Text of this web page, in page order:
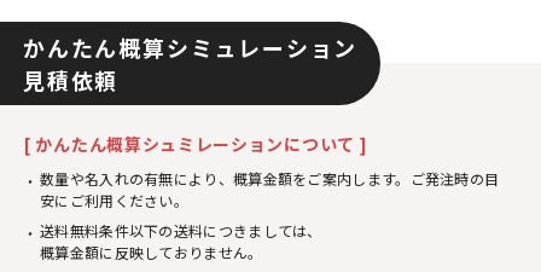
かんたん概算シミュレーション
見積依頼
[ かんたん概算シュミレーションについて ]
数量や名入れの有無により、概算金額をご案内します。ご発注時の目
安にご利用ください。
送料無料条件以下の送料につきましては、
概算金額に反映しておりません。